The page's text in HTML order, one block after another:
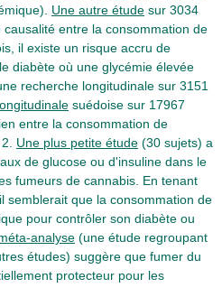
Une autre étude sur 3034
entre la consommation de
il existe un risque accru de
diabète où une glycémie élevée
recherche longitudinale sur 3151
suédoise sur 17967
entre la consommation de
Une plus petite étude (30 sujets) a
de glucose ou d'insuline dans le
fumeurs de cannabis. En tenant
semblerait que la consommation de
pour contrôler son diabète ou
analyse (une étude regroupant
études) suggère que fumer du
protecteur pour les